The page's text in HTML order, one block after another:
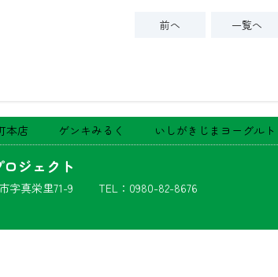
前へ 一覧へ
本店 ゲンキみるく いしがきじまヨーグルト
ジェクト
市字真栄里71-9 TEL：0980-82-8676